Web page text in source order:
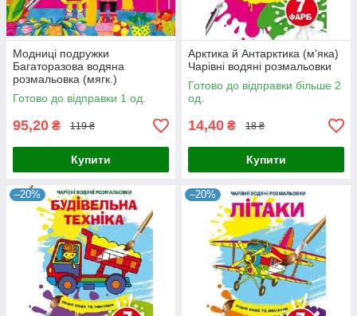
Модниці подружки
Багаторазова водяна
розмальовка (мягк.)
Готово до відправки 1 од.
95,20 ₴ 119 ₴
Купити
Арктика й Антарктика (м'яка)
Чарівні водяні розмальовки
Готово до відправки більше 2
од.
14,40 ₴ 18 ₴
Купити
–20% –20%